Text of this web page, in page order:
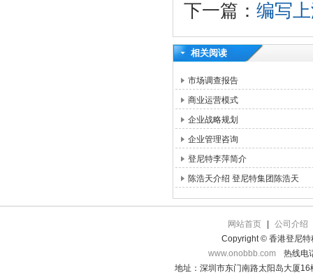
下一篇： 编写
相关阅读
市场调查报告
商业运营模式
企业战略规划
企业管理咨询
登尼特李萍简介
陈浩天介绍 登尼特集团陈浩天
网站首页
公司介绍
Copyright © 香港登尼特
www.onobbb.com
热线电
地址：深圳市东门南路太阳岛大厦